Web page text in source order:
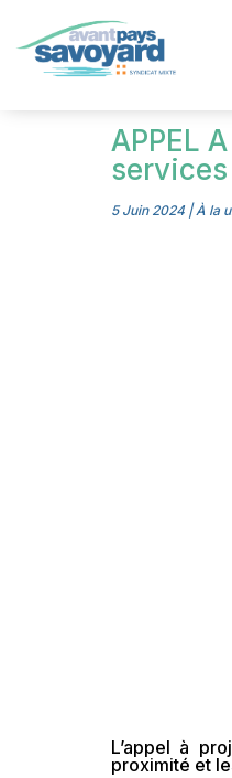
APPEL
5 Juin 2024|À la
L’appel à
proximité et